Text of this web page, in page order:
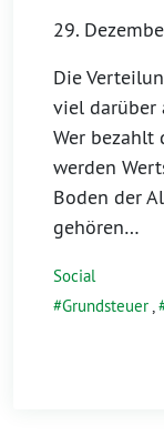
29.
Die
viel darüber
Wer bezahlt
werden
Boden der
gehören…
Social
Grundsteuer,